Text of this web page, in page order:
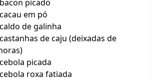
picado
em pó
de galinha
de caju (deixadas de
picada
roxa fatiada